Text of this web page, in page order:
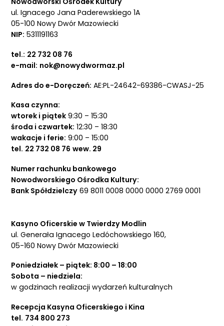
ul. Ignacego Jana Paderewskiego 1A
05-100 Nowy Dwór Mazowiecki
NIP: 5311191163
tel.: 22 732 08 76
e-mail: nok@nowydwormaz.pl
Adres do e-Doręczeń: AE:PL-24642-69386-CWASJ-25
Kasa czynna:
wtorek i piątek9:30 – 15:30
środa i czwartek: 12:30 – 18:30
wakacje i ferie: 9:00 – 15:00
tel. 22 732 08 76 wew. 29
Numer rachunku bankowego
Nowodworskiego Ośrodka Kultury:
Bank Spółdzielczy69 8011 0008 0000 0000 2769 0001
Kasyno Oficerskie w Twierdzy Modlin
ul. Generała Ignacego Ledóchowskiego 160,
05-160 Nowy Dwór Mazowiecki
Poniedziałek – piątek: 8:00 – 18:00
Sobota – niedziela:
w godzinach realizacji wydarzeń kulturalnych
Recepcja Kasyna Oficerskiego i Kina
tel. 734 800 273